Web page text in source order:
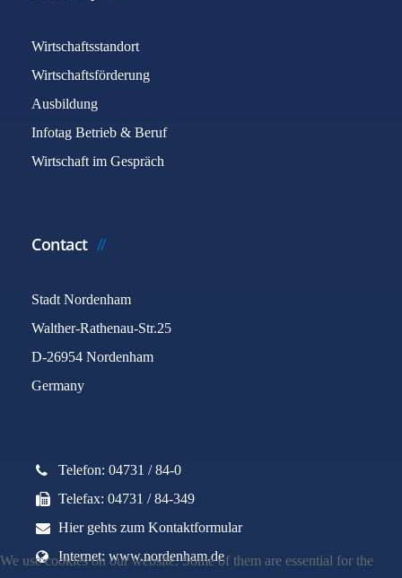
Wirtschaftsstandort
Wirtschaftsförderung
Ausbildung
Infotag Betrieb & Beruf
Wirtschaft im Gespräch
Contact
Stadt Nordenham
Walther-Rathenau-Str.25
D-26954 Nordenham
Germany
Telefon: 04731 / 84-0
Telefax: 04731 / 84-349
Hier gehts zum Kontaktformular
Internet: www.nordenham.de
We use cookies on our website. Some of them are essential for the